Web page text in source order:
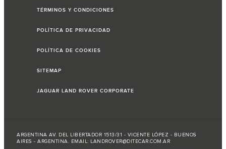
TÉRMINOS Y CONDICIONES
POLÍTICA DE PRIVACIDAD
POLÍTICA DE COOKIES
SITEMAP
JAGUAR LAND ROVER CORPORATE
ARGENTINA AV. DEL LIBERTADOR 1513/31 - VICENTE LÓPEZ - BUENOS
AIRES - ARGENTINA. EMAIL: LANDROVER@DITECAR.COM.AR